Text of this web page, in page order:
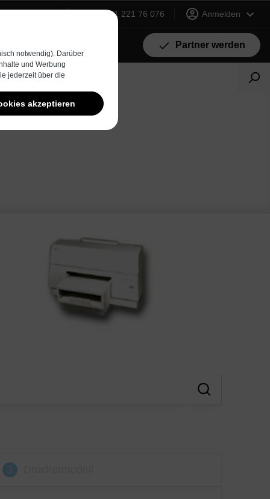
+49 (0) 231 221 76 076 Anmelden
Partner werden
notwendig). Darüber
und Werbung
jederzeit über die
akzeptieren